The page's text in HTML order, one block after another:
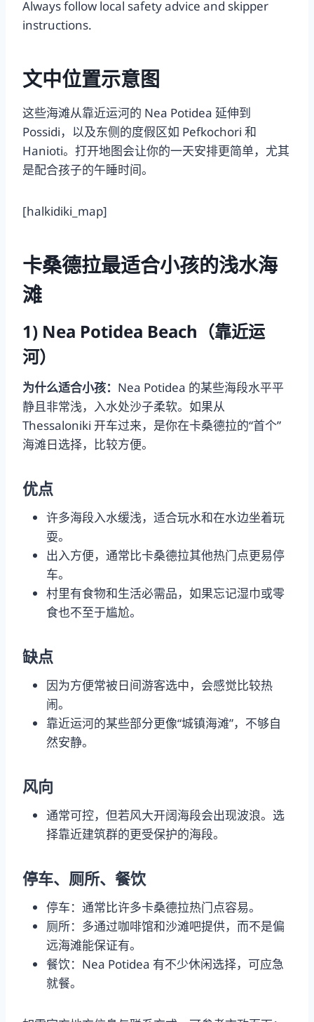
Always follow local safety advice and skipper
instructions.
文中位置示意图
这些海滩从靠近运河的 Nea Potidea 延伸到
Possidi，以及东侧的度假区如 Pefkochori 和
Hanioti。打开地图会让你的一天安排更简单，尤其
是配合孩子的午睡时间。
[halkidiki_map]
卡桑德拉最适合小孩的浅水海
滩
1) Nea Potidea Beach（靠近运
河）
为什么适合小孩： Nea Potidea 的某些海段水平平
静且非常浅，入水处沙子柔软。如果从
Thessaloniki 开车过来，是你在卡桑德拉的“首个”
海滩日选择，比较方便。
优点
许多海段入水缓浅，适合玩水和在水边坐着玩
耍。
出入方便，通常比卡桑德拉其他热门点更易停
车。
村里有食物和生活必需品，如果忘记湿巾或零
食也不至于尴尬。
缺点
因为方便常被日间游客选中，会感觉比较热
闹。
靠近运河的某些部分更像“城镇海滩”，不够自
然安静。
风向
通常可控，但若风大开阔海段会出现波浪。选
择靠近建筑群的更受保护的海段。
停车、厕所、餐饮
停车：通常比许多卡桑德拉热门点容易。
厕所：多通过咖啡馆和沙滩吧提供，而不是偏
远海滩能保证有。
餐饮：Nea Potidea 有不少休闲选择，可应急
就餐。